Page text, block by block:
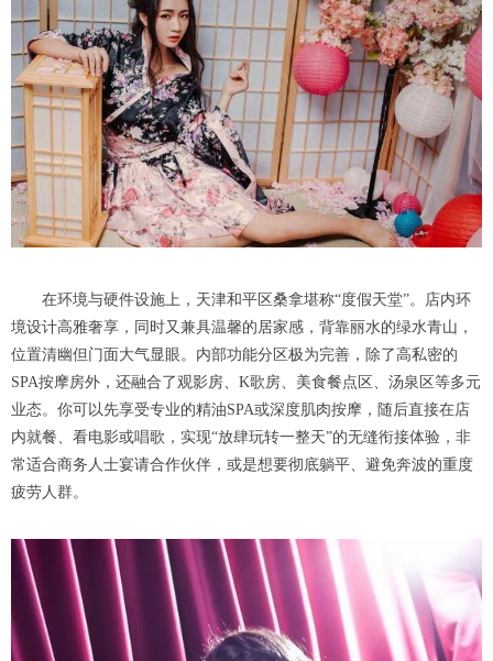
在环境与硬件设施上，天津和平区桑拿堪称“度假天堂”。店内环
境设计高雅奢享，同时又兼具温馨的居家感，背靠丽水的绿水青山，
位置清幽但门面大气显眼。内部功能分区极为完善，除了高私密的
SPA按摩房外，还融合了观影房、K歌房、美食餐点区、汤泉区等多元
业态。你可以先享受专业的精油SPA或深度肌肉按摩，随后直接在店
内就餐、看电影或唱歌，实现“放肆玩转一整天”的无缝衔接体验，非
常适合商务人士宴请合作伙伴，或是想要彻底躺平、避免奔波的重度
疲劳人群。